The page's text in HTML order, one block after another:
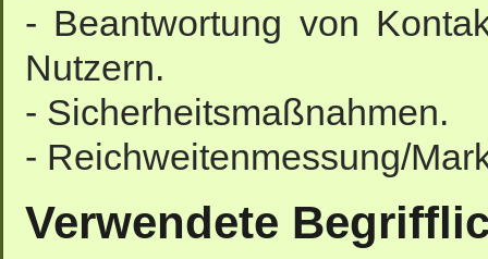
- Beantwortung von
Nutzern.
- Sicherheitsmaßnahmen.
- Reichweitenmessung/
Verwendete